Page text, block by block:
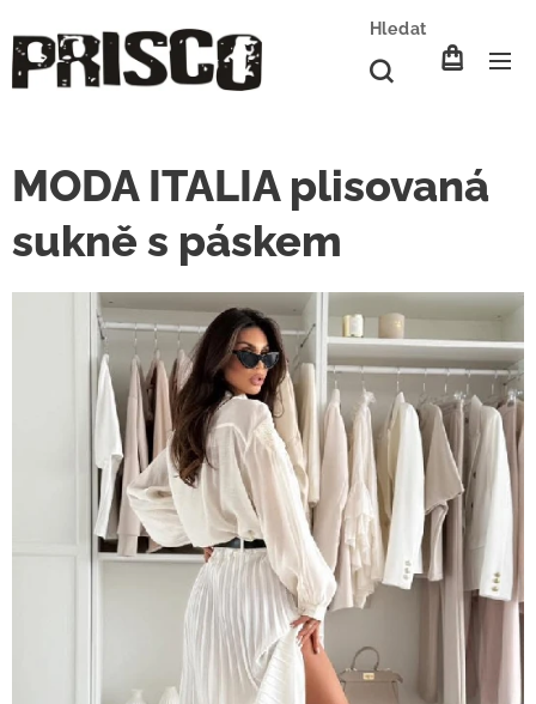
Hledat
MODA ITALIA plisovaná
sukně s páskem